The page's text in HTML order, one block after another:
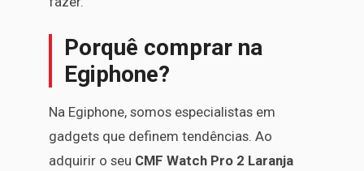
Porquê comprar na
Egiphone?
Na Egiphone, somos especialistas em
gadgets que definem tendências. Ao
adquirir o seu CMF Watch Pro 2 Laranja